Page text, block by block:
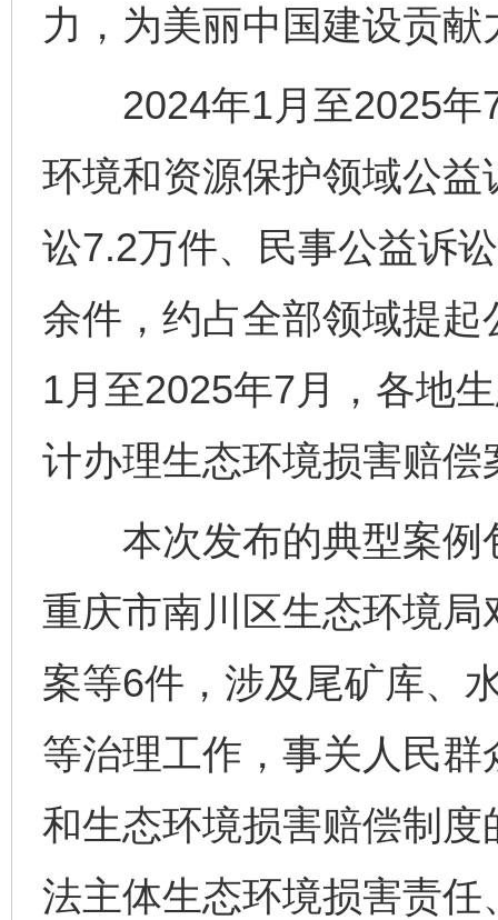
力，为美丽中国建设贡献
2024年1月至2025年7
环境和资源保护领域公
讼7.2万件、民事公益诉
余件，约占全部领域提
1月至2025年7月，各地
计办理生态环境损害赔
本次发布的典型案例
重庆市南川区生态环境
案等6件，涉及尾矿库、
等治理工作，事关人民
和生态环境损害赔偿制
法主体生态环境损害责